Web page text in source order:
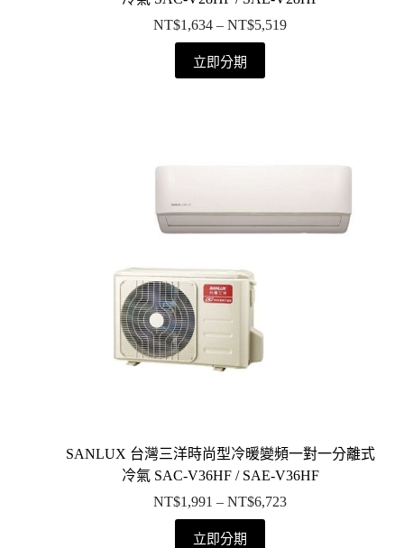
NT$1,634 – NT$5,519
立即分期
SANLUX 台灣三洋時尚型冷暖變頻一對一分離式
冷氣 SAC-V36HF / SAE-V36HF
NT$1,991 – NT$6,723
立即分期